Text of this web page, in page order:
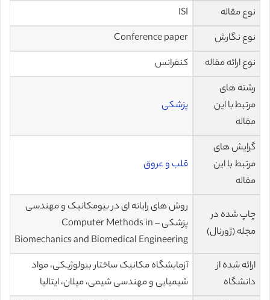
نوع مقاله
ISI
نوع نگارش
Conference paper
نوع ارائه مقاله
کنفرانس
رشته های
مرتبط با این
مقاله
پزشکی
گرایش های
مرتبط با این
مقاله
قلب و عروق
چاپ شده در
مجله (ژورنال)
روش های رایانه ای در بیومکانیک و مهندسی
پزشکی – Computer Methods in
Biomechanics and Biomedical Engineering
ارائه شده از
دانشگاه
آزمایشگاه مکانیک ساختار بیولوژیکی، مواد
شیمیایی و مهندسی شیمی، میلان، ایتالیا